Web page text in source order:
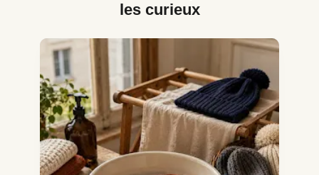
les curieux